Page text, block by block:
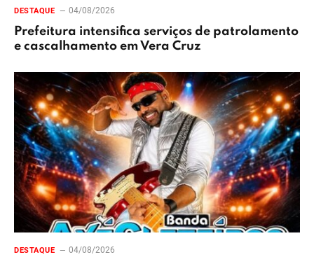
DESTAQUE 04/08/2026
Prefeitura intensifica serviços de patrolamento
e cascalhamento em Vera Cruz
DESTAQUE 04/08/2026